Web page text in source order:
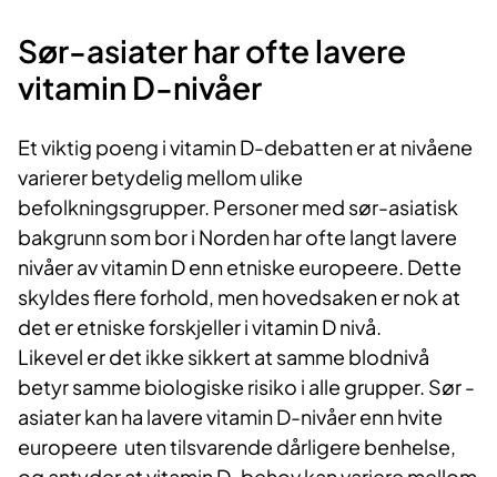
Sør-asiater har ofte lavere
vitamin D-nivåer
Et viktig poeng i vitamin D-debatten er at nivåene
varierer betydelig mellom ulike
befolkningsgrupper. Personer med sør-asiatisk
bakgrunn som bor i Norden har ofte langt lavere
nivåer av vitamin D enn etniske europeere. Dette
skyldes flere forhold, men hovedsaken er nok at
det er etniske forskjeller i vitamin D nivå.
Likevel er det ikke sikkert at samme blodnivå
betyr samme biologiske risiko i alle grupper. Sør -
asiater kan ha lavere vitamin D-nivåer enn hvite
europeere uten tilsvarende dårligere benhelse,